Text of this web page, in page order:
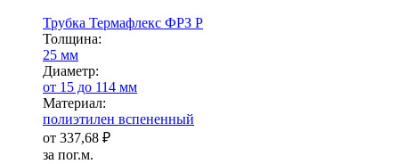
Трубка Термафлекс ФРЗ P
Тол­щи­на:
25 мм
Диаметр:
от 15 до 114 мм
Ма­­те­­ри­­ал:
полиэтилен вспененный
от 337,68 ₽
за пог.м.